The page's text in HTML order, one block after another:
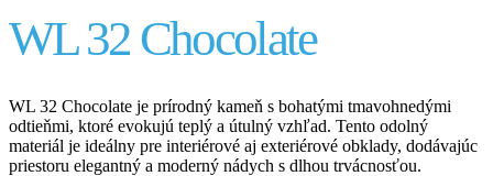
WL 32 Chocolate
WL 32 Chocolate je prírodný kameň s bohatými tmavohnedými
odtieňmi, ktoré evokujú teplý a útulný vzhľad. Tento odolný
materiál je ideálny pre interiérové aj exteriérové obklady, dodávajúc
priestoru elegantný a moderný nádych s dlhou trvácnosťou.